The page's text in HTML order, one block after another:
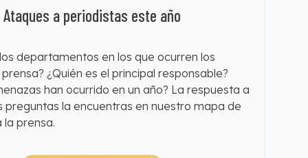
Ataques a periodistas este año
departamentos en los que ocurren los
¿Quién es el principal responsable?
han ocurrido en un año? La respuesta a
preguntas la encuentras en nuestro mapa de
la prensa.